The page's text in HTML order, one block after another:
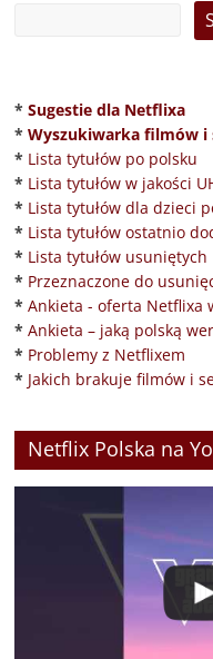
* Sugestie dla Netflixa
* Wyszukiwarka filmów i
* Lista tytułów po polsku
* Lista tytułów w jakości
* Lista tytułów dla dzieci
* Lista tytułów ostatnio
* Lista tytułów usuniętych
* Przeznaczone do
* Ankieta - oferta Netflixa
* Ankieta – jaką polską
* Problemy z Netflixem
* Jakich brakuje filmów i
Netflix Polska na